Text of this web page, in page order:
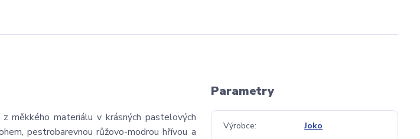
měkkého materiálu v krásných pastelových
pestrobarevnou růžovo-modrou hřívou a
Parametry
Výrobce Joko